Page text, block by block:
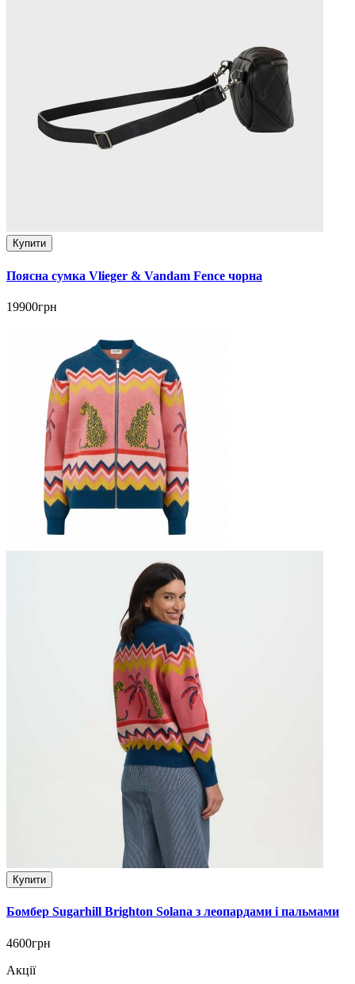
Купити
Поясна сумка Vlieger & Vandam Fence чорна
19900грн
Купити
Бомбер Sugarhill Brighton Solana з леопардами і пальмами
4600грн
Акції